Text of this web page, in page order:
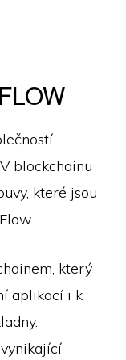
blockchainu
které jsou
který
aplikací i k